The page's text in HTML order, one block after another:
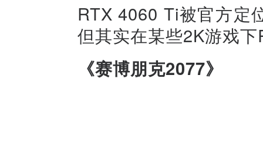
RTX 4060 Ti被官方定
但其实在某些2K游戏
《赛博朋克2077》